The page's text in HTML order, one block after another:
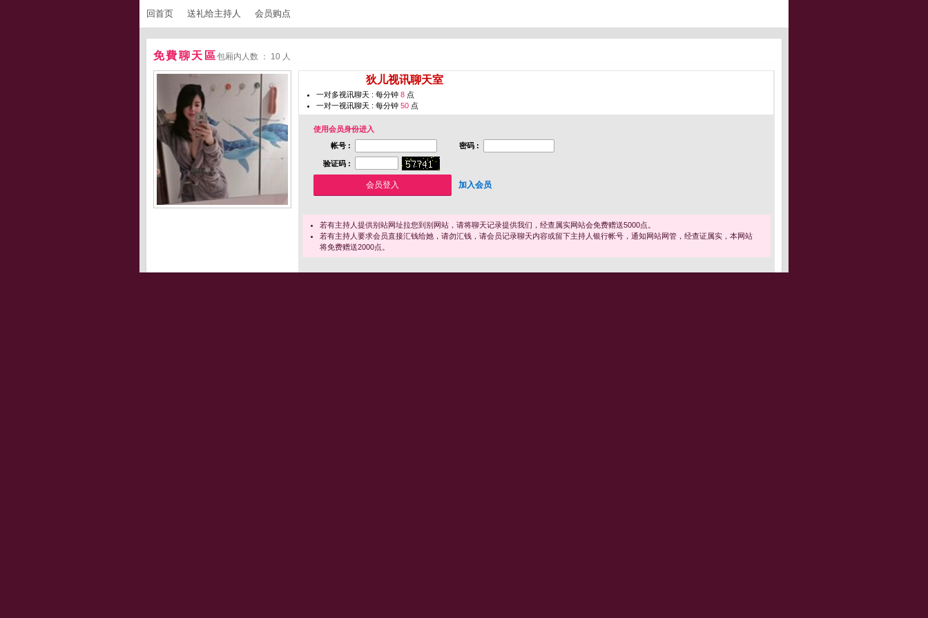
回首页 送礼给主持人 会员购点
免費聊天區包厢内人数 ： 10 人
狄儿视讯聊天室
一对多视讯聊天 : 每分钟 8 点
一对一视讯聊天 : 每分钟 50 点
使用会员身份进入
帐号 :
密码 :
验证码 :
加入会员
若有主持人提供别站网址拉您到别网站，请将聊天记录提供我们，经查属实网站会免费赠送5000点。
若有主持人要求会员直接汇钱给她，请勿汇钱，请会员记录聊天内容或留下主持人银行帐号，通知网站网管，经查证属实，本网站
将免费赠送2000点。